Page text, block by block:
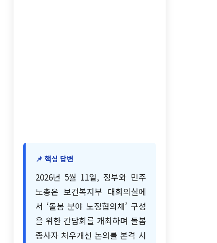
📌 핵심 답변
2026년 5월 11일, 정부와 민주
노총은 보건복지부 대회의실에
서 ‘돌봄 분야 노정협의체’ 구성
을 위한 간담회를 개최하며 돌봄
종사자 처우개선 논의를 본격 시